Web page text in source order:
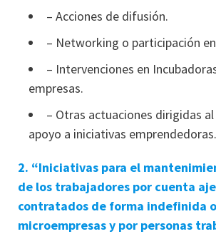
– Acciones de difusión.
– Networking o participación
– Intervenciones en
empresas.
– Otras actuaciones dirigidas
apoyo a iniciativas emprendedoras.
2. “Iniciativas para el
de los trabajadores por cuenta
contratados de forma indefinida
microempresas y por personas